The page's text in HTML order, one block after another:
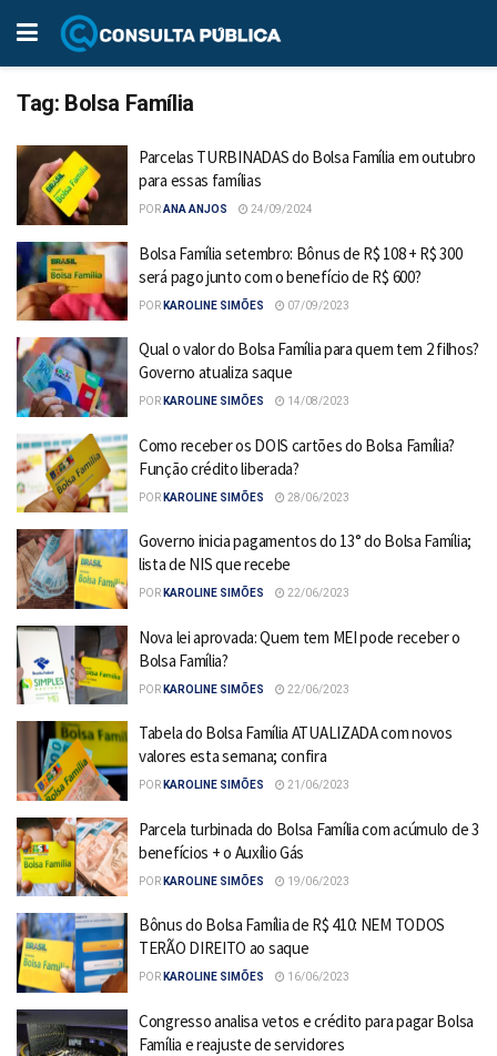
Tag: Bolsa Família
Parcelas TURBINADAS do Bolsa Família em outubro
para essas famílias
PORANA ANJOS 24/09/2024
Bolsa Família setembro: Bônus de R$ 108 + R$ 300
será pago junto com o benefício de R$ 600?
POR KAROLINE SIMÕES 07/09/2023
Qual o valor do Bolsa Família para quem tem 2 filhos?
Governo atualiza saque
POR KAROLINE SIMÕES 14/08/2023
Como receber os DOIS cartões do Bolsa Família?
Função crédito liberada?
POR KAROLINE SIMÕES 28/06/2023
Governo inicia pagamentos do 13° do Bolsa Família;
lista de NIS que recebe
POR KAROLINE SIMÕES 22/06/2023
Nova lei aprovada: Quem tem MEI pode receber o
Bolsa Família?
POR KAROLINE SIMÕES 22/06/2023
Tabela do Bolsa Família ATUALIZADA com novos
valores esta semana; confira
POR KAROLINE SIMÕES 21/06/2023
Parcela turbinada do Bolsa Família com acúmulo de 3
benefícios + o Auxílio Gás
POR KAROLINE SIMÕES 19/06/2023
Bônus do Bolsa Família de R$ 410: NEM TODOS
TERÃO DIREITO ao saque
POR KAROLINE SIMÕES 16/06/2023
Congresso analisa vetos e crédito para pagar Bolsa
Família e reajuste de servidores